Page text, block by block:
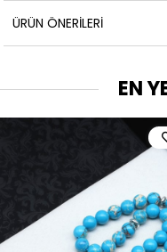
ÜRÜN ÖNERILERI
EN